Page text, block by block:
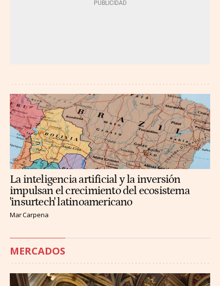
La inteligencia artificial y la inversión
impulsan el crecimiento del ecosistema
'insurtech' latinoamericano
Mar Carpena
MERCADOS